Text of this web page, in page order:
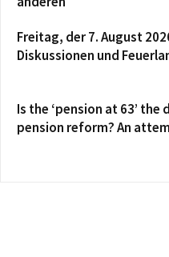
Freitag, der 7. August
Diskussionen und
Is the ‘pension at 63’
pension reform? An